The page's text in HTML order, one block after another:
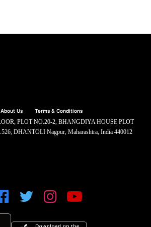
About Us Terms & Conditions
PLOT NO.20-2, BHANGDIYA HOUSE PLOT
DHANTOLI Nagpur, Maharashtra, India 440012